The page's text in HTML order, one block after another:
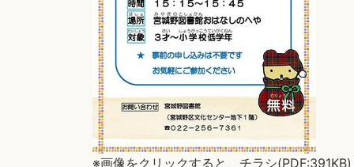
※画像をクリックすると、チラシ(PDF:391KB)